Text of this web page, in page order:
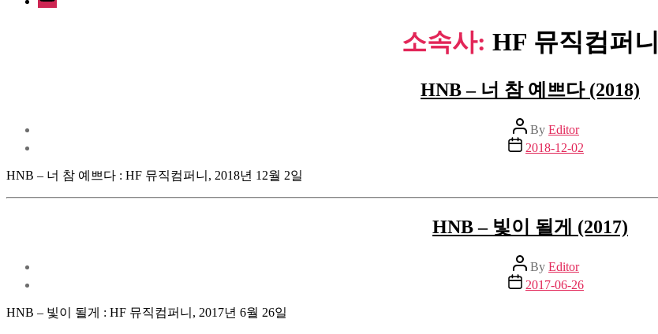
소속사: HF 뮤직컴퍼니
HNB – 너 참 예쁘다 (2018)
Post
author
By Editor
Post
date
2018-12-02
HNB – 너 참 예쁘다 : HF 뮤직컴퍼니, 2018년 12월 2일
HNB – 빛이 될게 (2017)
Post
author
By Editor
Post
date
2017-06-26
HNB – 빛이 될게 : HF 뮤직컴퍼니, 2017년 6월 26일